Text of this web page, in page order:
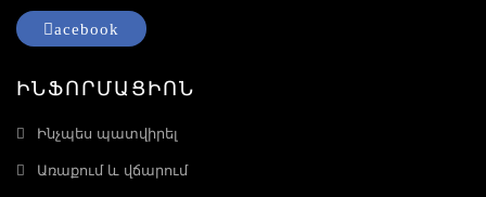
acebook
ԻՆՖՈՐՄԱՑԻՈՆ
Ինչպես պատվիրել
Առաքում և վճարում